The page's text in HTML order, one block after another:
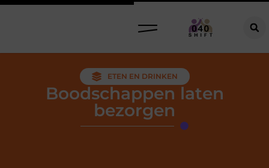
ETEN EN DRINKEN
Boodschappen laten
bezorgen